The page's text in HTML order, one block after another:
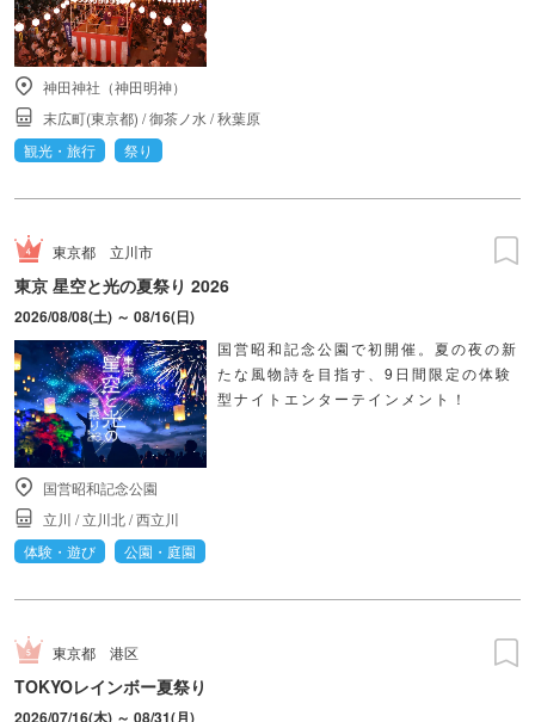
神田神社（神田明神）
末広町(東京都) /御茶ノ水 /秋葉原
観光・旅行
祭り
東京都 立川市
東京 星空と光の夏祭り 2026
2026/08/08(土) ～ 08/16(日)
国営昭和記念公園で初開催。夏の夜の新
たな風物詩を目指す、9日間限定の体験
型ナイトエンターテインメント！
国営昭和記念公園
立川 /立川北/西立川
体験・遊び
公園・庭園
東京都 港区
TOKYOレインボー夏祭り
2026/07/16(木) ～ 08/31(月)